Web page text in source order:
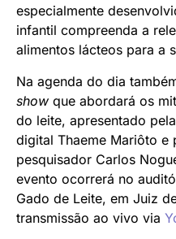
especialmente
infantil compreenda a
alimentos lácteos para a
Na agenda do dia
show que abordará os
do leite, apresentado
digital Thaeme Mariôto
pesquisador Carlos
evento ocorrerá no
Gado de Leite, em Juiz
transmissão ao vivo via